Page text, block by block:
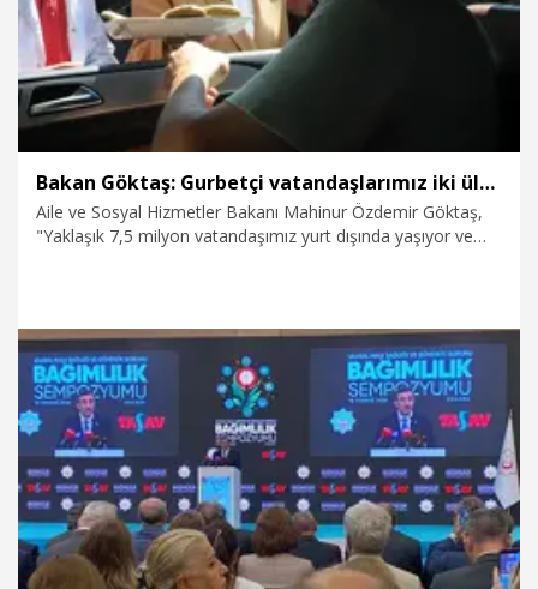
Bakan Göktaş: Gurbetçi vatandaşlarımız iki ülke arasında köprü vazifesi üstlenmekte
Aile ve Sosyal Hizmetler Bakanı Mahinur Özdemir Göktaş,
"Yaklaşık 7,5 milyon vatandaşımız yurt dışında yaşıyor ve
19.07.2026 Politika